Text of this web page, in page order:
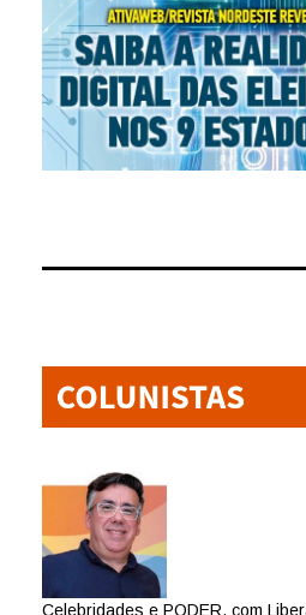
Celebridades e PODER, com